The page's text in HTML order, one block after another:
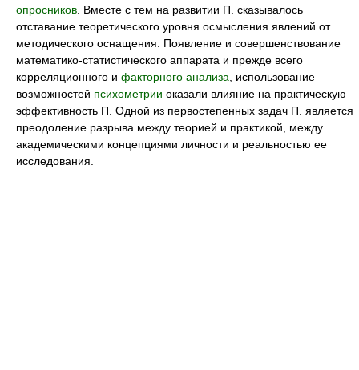
опросников . Вместе с тем на развитии П. сказывалось
отставание теоретического уровня осмысления явлений от
методического оснащения. Появление и совершенствование
математико-статистического аппарата и прежде всего
корреляционного и факторного анализа , использование
возможностей психометрии оказали влияние на практическую
эффективность П. Одной из первостепенных задач П. является
преодоление разрыва между теорией и практикой, между
академическими концепциями личности и реальностью ее
исследования.